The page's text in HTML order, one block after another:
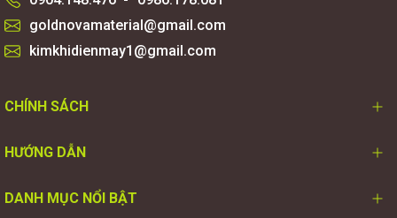
goldnovamaterial@gmail.com
kimkhidienmay1@gmail.com
CHÍNH SÁCH
HƯỚNG DẪN
DANH MỤC NỔI BẬT